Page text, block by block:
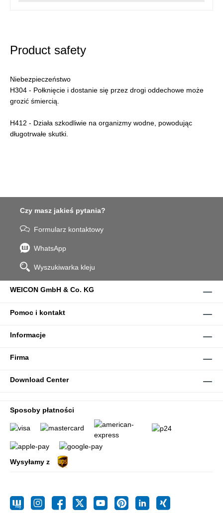
Product safety
Niebezpieczeństwo
H304 - Połknięcie i dostanie się przez drogi oddechowe może
grozić śmiercią.
H412 - Działa szkodliwie na organizmy wodne, powodując
długotrwałe skutki.
Czy masz jakieś pytania?
Formularz kontaktowy
WhatsApp
Wyszukiwarka kleju
WEICON GmbH & Co. KG
Pomoc i kontakt
Informacje
Firma
Download Center
Sposoby płatności
Wysyłamy z